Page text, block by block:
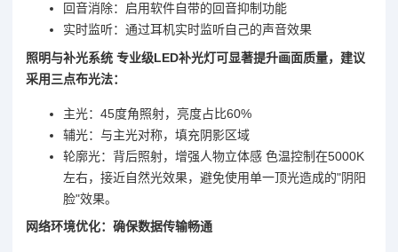
回音消除：启用软件自带的回音抑制功能
实时监听：通过耳机实时监听自己的声音效果
照明与补光系统 专业级LED补光灯可显著提升画面质量，建议
采用三点布光法：
主光：45度角照射，亮度占比60%
辅光：与主光对称，填充阴影区域
轮廓光：背后照射，增强人物立体感 色温控制在5000K
左右，接近自然光效果，避免使用单一顶光造成的"阴阳
脸"效果。
网络环境优化：确保数据传输畅通